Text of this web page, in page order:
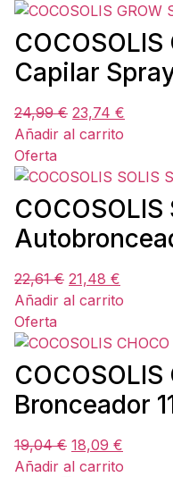
Capilar
24,99€ 23,74 €
Añadir al carrito
Oferta
COCOSOLIS
22,61€ 21,48 €
Añadir al carrito
Oferta
Bronceador
19,04€ 18,09 €
Añadir al carrito